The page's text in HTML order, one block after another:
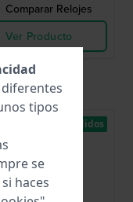
Comparar Relojes
Ver Producto
Pay
Los más vendidos
tipos
se
haces